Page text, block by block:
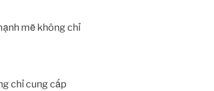
mẽ không chỉ
chỉ cung cấp